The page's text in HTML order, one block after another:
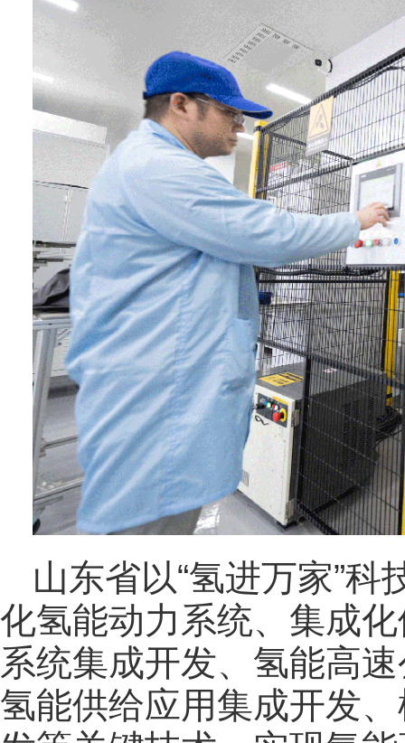
山东省以“氢进万家”
化氢能动力系统、集成
系统集成开发、氢能高
氢能供给应用集成开发